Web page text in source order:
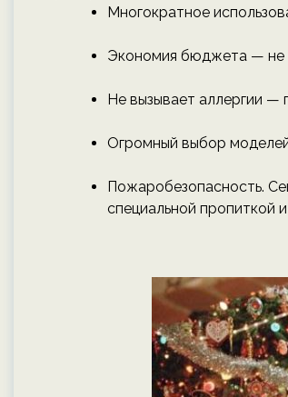
Многократное
Экономия бюджета — не
Не вызывает аллергии —
Огромный выбор
Пожаробезопасность.
специальной пропиткой